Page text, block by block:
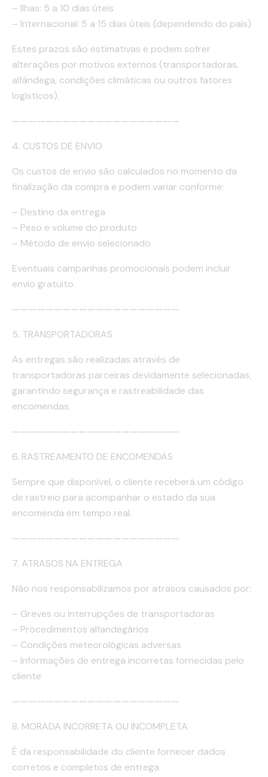
– Ilhas: 5 a 10 dias úteis
– Internacional: 5 a 15 dias úteis (dependendo do país)
Estes prazos são estimativas e podem sofrer
alterações por motivos externos (transportadoras,
alfândega, condições climáticas ou outros fatores
logísticos).
————————————————————
4. CUSTOS DE ENVIO
Os custos de envio são calculados no momento da
finalização da compra e podem variar conforme:
– Destino da entrega
– Peso e volume do produto
– Método de envio selecionado
Eventuais campanhas promocionais podem incluir
envio gratuito.
————————————————————
5. TRANSPORTADORAS
As entregas são realizadas através de
transportadoras parceiras devidamente selecionadas,
garantindo segurança e rastreabilidade das
encomendas.
————————————————————
6. RASTREAMENTO DE ENCOMENDAS
Sempre que disponível, o cliente receberá um código
de rastreio para acompanhar o estado da sua
encomenda em tempo real.
————————————————————
7. ATRASOS NA ENTREGA
Não nos responsabilizamos por atrasos causados por:
– Greves ou interrupções de transportadoras
– Procedimentos alfandegários
– Condições meteorológicas adversas
– Informações de entrega incorretas fornecidas pelo
cliente
————————————————————
8. MORADA INCORRETA OU INCOMPLETA
É da responsabilidade do cliente fornecer dados
corretos e completos de entrega.